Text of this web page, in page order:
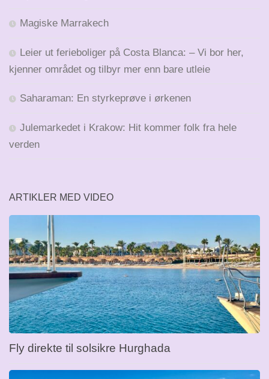
Magiske Marrakech
Leier ut ferieboliger på Costa Blanca: – Vi bor her,
kjenner området og tilbyr mer enn bare utleie
Saharaman: En styrkeprøve i ørkenen
Julemarkedet i Krakow: Hit kommer folk fra hele
verden
ARTIKLER MED VIDEO
Fly direkte til solsikre Hurghada